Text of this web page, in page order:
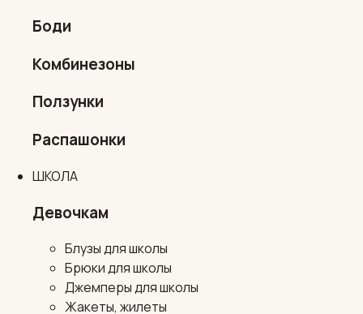
Боди
Комбинезоны
Ползунки
Распашонки
ШКОЛА
Девочкам
Блузы для школы
Брюки для школы
Джемперы для школы
Жакеты, жилеты